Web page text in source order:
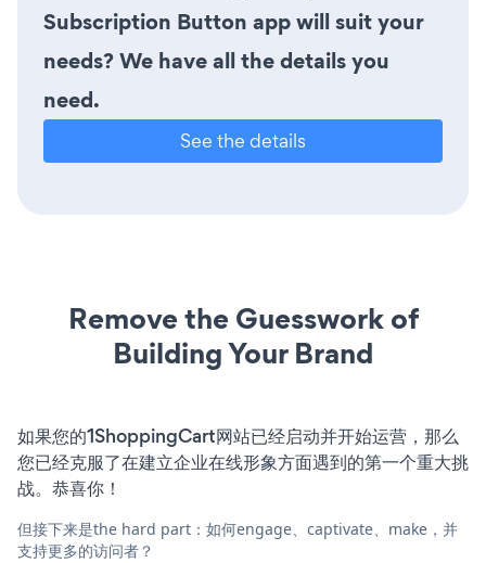
Subscription Button app will suit your
needs? We have all the details you
need.
See the details
Remove the Guesswork of
Building Your Brand
如果您的1ShoppingCart网站已经启动并开始运营，那么
您已经克服了在建立企业在线形象方面遇到的第一个重大挑
战。恭喜你！
但接下来是the hard part：如何engage、captivate、make，并
支持更多的访问者？